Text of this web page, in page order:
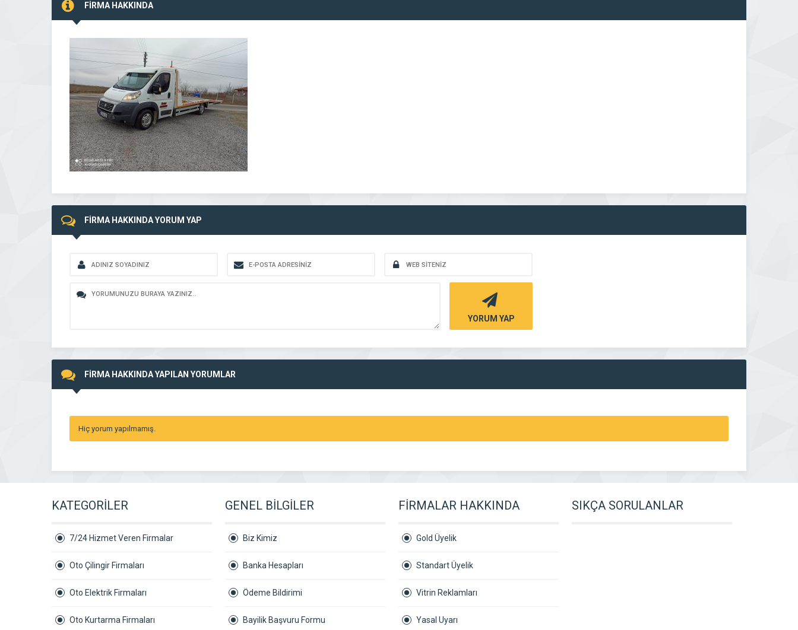
FİRMA HAKKINDA
FİRMA HAKKINDA YORUM YAP
YORUM YAP
FİRMA HAKKINDA YAPILAN YORUMLAR
Hiç yorum yapılmamış.
KATEGORİLER
7/24 Hizmet Veren Firmalar
Oto Çilingir Firmaları
Oto Elektrik Firmaları
Oto Kurtarma Firmaları
GENEL BİLGİLER
Biz Kimiz
Banka Hesapları
Ödeme Bildirimi
Bayilik Başvuru Formu
FİRMALAR HAKKINDA
Gold Üyelik
Standart Üyelik
Vitrin Reklamları
Yasal Uyarı
SIKÇA SORULANLAR